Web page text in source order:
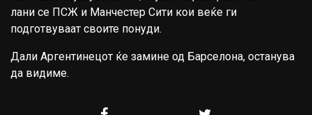
лани се ПСЖ и Манчестер Сити кои веќе ги
подготвуваат своите понуди.
Дали Аргентинецот ќе замине од Барселона, останува
да видиме.